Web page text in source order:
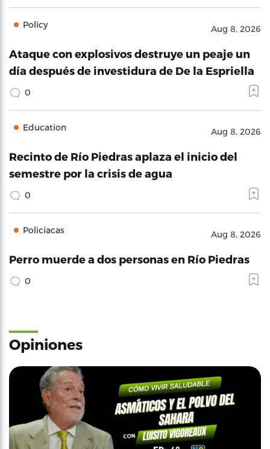
Policy Aug 8, 2026
Ataque con explosivos destruye un peaje un
día después de investidura de De la Espriella
0
Education Aug 8, 2026
Recinto de Río Piedras aplaza el inicio del
semestre por la crisis de agua
0
Policíacas Aug 8, 2026
Perro muerde a dos personas en Río Piedras
0
Opiniones